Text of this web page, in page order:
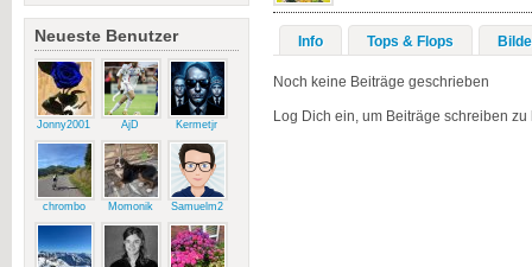
Neueste Benutzer
Jonny2001 AjD Kermetjr
chrombo Momonik Samuelm2
Info Tops & Flops
Noch keine Beiträge geschrieben
Log Dich ein, um Beiträge schreiben zu